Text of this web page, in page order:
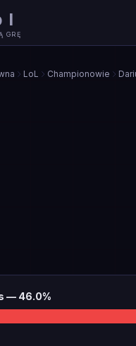
GRĘ
LoL Championowie
— 46.0%